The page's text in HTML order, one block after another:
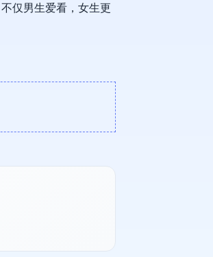
仅男生爱看，女生更